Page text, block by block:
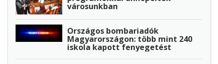
városunkban
Országos bombariadók
Magyarországon: több mint 240
iskola kapott fenyegetést